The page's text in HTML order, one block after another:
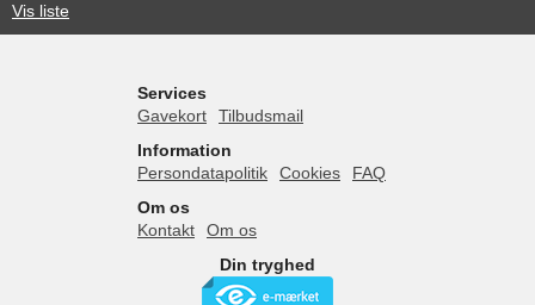
Vis liste
Services
Gavekort
Tilbudsmail
Information
Persondatapolitik
Cookies
FAQ
Om os
Kontakt
Om os
Din tryghed